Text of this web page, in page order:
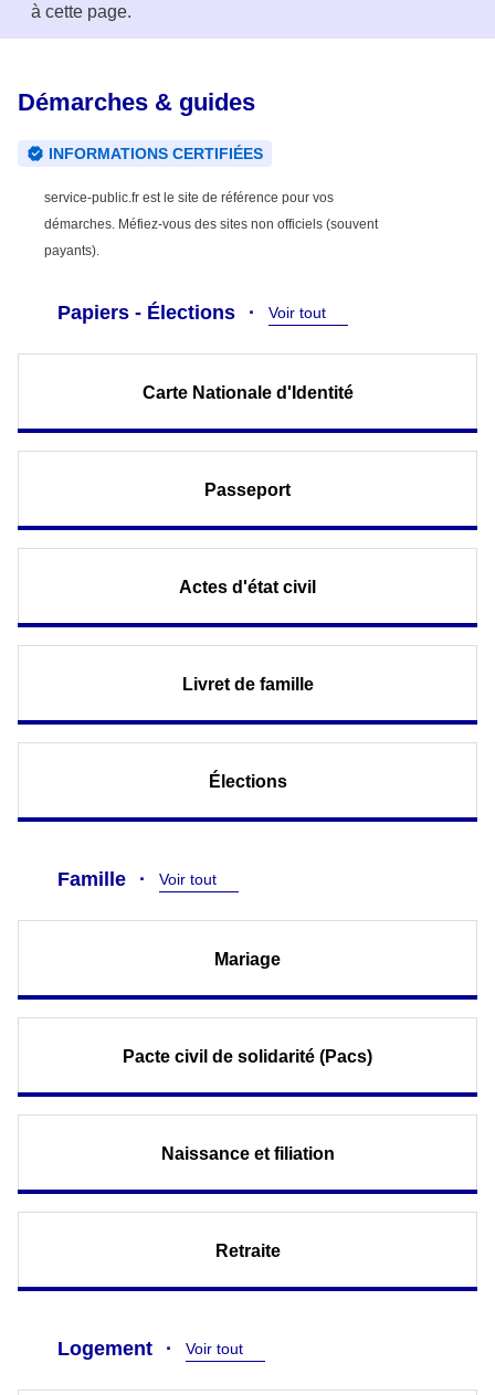
à cette page.
Démarches & guides
INFORMATIONS CERTIFIÉES
service-public.fr est le site de référence pour vos
démarches. Méfiez-vous des sites non officiels (souvent
payants).
Papiers - Élections Voir tout
Carte Nationale d'Identité
Passeport
Actes d'état civil
Livret de famille
Élections
Famille Voir tout
Mariage
Pacte civil de solidarité (Pacs)
Naissance et filiation
Retraite
Logement Voir tout